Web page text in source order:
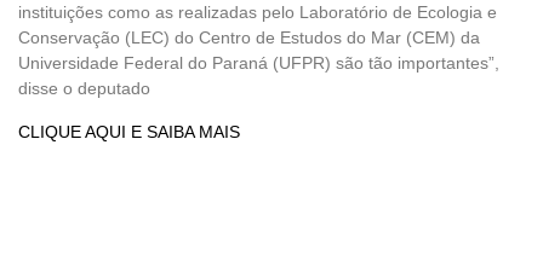
instituições como as realizadas pelo Laboratório de Ecologia e
Conservação (LEC) do Centro de Estudos do Mar (CEM) da
Universidade Federal do Paraná (UFPR) são tão importantes”,
disse o deputado
CLIQUE AQUI E SAIBA MAIS